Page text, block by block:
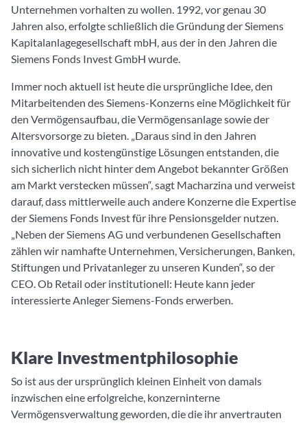
Unternehmen vorhalten zu wollen. 1992, vor genau 30
Jahren also, erfolgte schließlich die Gründung der Siemens
Kapitalanlagegesellschaft mbH, aus der in den Jahren die
Siemens Fonds Invest GmbH wurde.
Immer noch aktuell ist heute die ursprüngliche Idee, den
Mitarbeitenden des Siemens-Konzerns eine Möglichkeit für
den Vermögensaufbau, die Vermögensanlage sowie der
Altersvorsorge zu bieten. „Daraus sind in den Jahren
innovative und kostengünstige Lösungen entstanden, die
sich sicherlich nicht hinter dem Angebot bekannter Größen
am Markt verstecken müssen“, sagt Macharzina und verweist
darauf, dass mittlerweile auch andere Konzerne die Expertise
der Siemens Fonds Invest für ihre Pensionsgelder nutzen.
„Neben der Siemens AG und verbundenen Gesellschaften
zählen wir namhafte Unternehmen, Versicherungen, Banken,
Stiftungen und Privatanleger zu unseren Kunden“, so der
CEO. Ob Retail oder institutionell: Heute kann jeder
interessierte Anleger Siemens-Fonds erwerben.
Klare Investmentphilosophie
So ist aus der ursprünglich kleinen Einheit von damals
inzwischen eine erfolgreiche, konzerninterne
Vermögensverwaltung geworden, die die ihr anvertrauten